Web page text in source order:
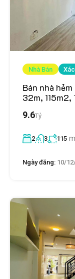
Nhà Bán
Bán nhà
32m,
9.6Tỷ
2 3 115
Ngày đăng: 10/